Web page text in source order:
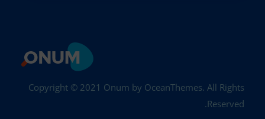
Copyright © 2021 Onum by OceanThemes. All Rights
Reserved.